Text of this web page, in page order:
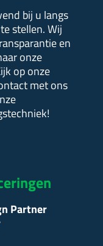
bij u langs
stellen.Wij
en
onze
op onze
met ons
Partner